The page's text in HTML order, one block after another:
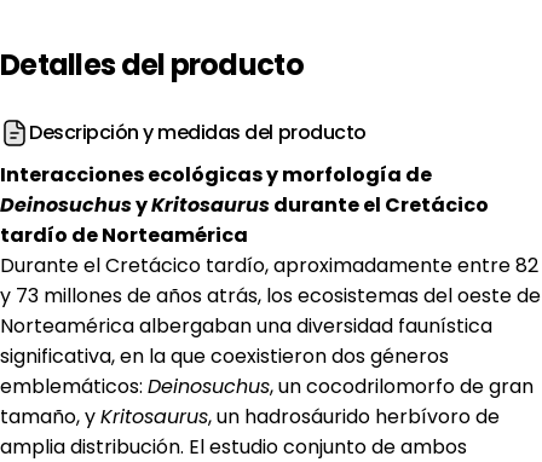
Detallesdelproducto
Descripción y medidas del producto
Interacciones ecológicas y morfología de
DeinosuchusyKritosaurusdurante el Cretácico
tardío de Norteamérica
Durante el Cretácico tardío, aproximadamente entre 82
y 73 millones de años atrás, los ecosistemas del oeste de
Norteamérica albergaban una diversidad faunística
significativa, en la que coexistieron dos géneros
emblemáticos: Deinosuchus, un cocodrilomorfo de gran
tamaño, yKritosaurus, un hadrosáurido herbívoro de
amplia distribución. El estudio conjunto de ambos